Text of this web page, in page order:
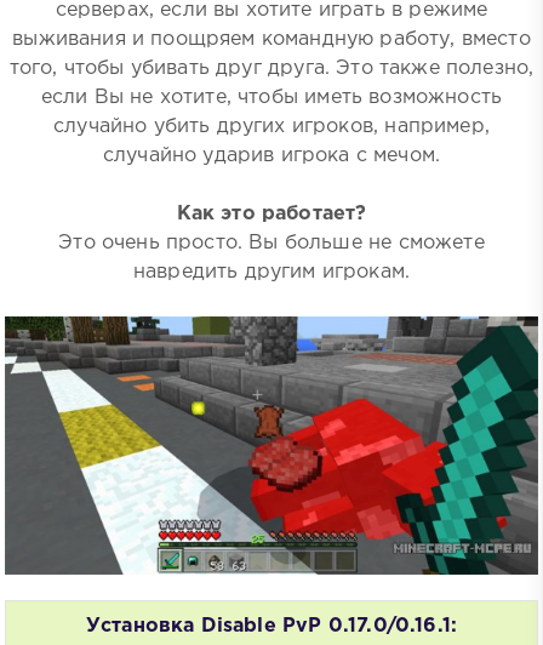
серверах, если вы хотите играть в режиме
выживания и поощряем командную работу, вместо
того, чтобы убивать друг друга. Это также полезно,
если Вы не хотите, чтобы иметь возможность
случайно убить других игроков, например,
случайно ударив игрока с мечом.
Как это работает?
Это очень просто. Вы больше не сможете
навредить другим игрокам.
Установка Disable PvP 0.17.0/0.16.1: